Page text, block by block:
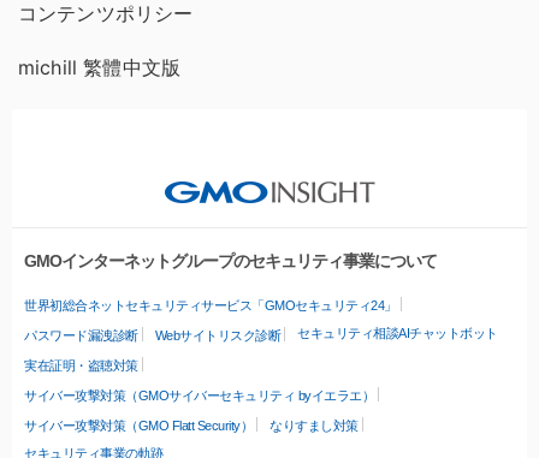
コンテンツポリシー
michill 繁體中文版
GMOインターネットグループのセキュリティ事業について
世界初総合ネットセキュリティサービス「GMOセキュリティ24」
パスワード漏洩診断 Webサイトリスク診断 セキュリティ相談AIチャットボット
実在証明・盗聴対策
サイバー攻撃対策（GMOサイバーセキュリティ byイエラエ）
サイバー攻撃対策（GMO Flatt Security）
なりすまし対策
セキュリティ事業の軌跡